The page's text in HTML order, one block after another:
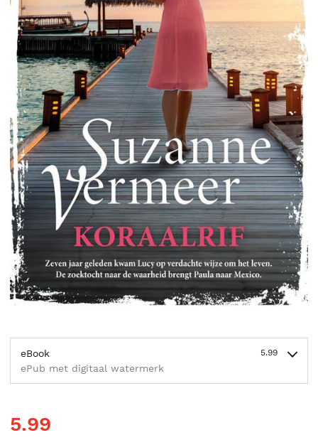
eBook 5.99
ePub met digitaal watermerk
5.99